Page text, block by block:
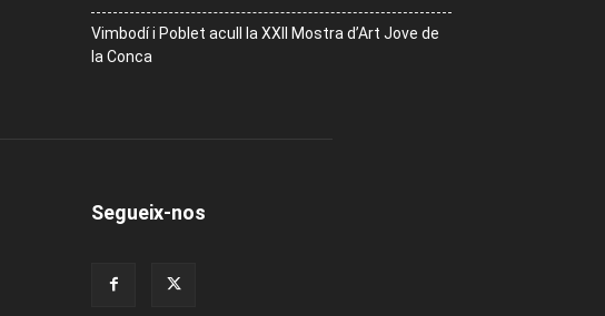
Vimbodí i Poblet acull la XXII Mostra d’Art Jove de
la Conca
Segueix-nos